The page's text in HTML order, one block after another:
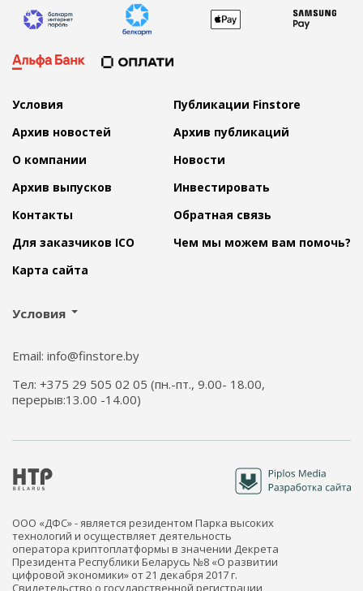
Условия
Публикации Finstore
Архив новостей
Архив публикаций
О компании
Новости
Архив выпусков
Инвестировать
Контакты
Обратная связь
Для заказчиков ICO
Чем мы можем вам помочь?
Карта сайта
Условия
Email: info@finstore.by
Тел: +375 29 505 02 05 (пн.-пт., 9.00- 18.00,
перерыв:13.00 -14.00)
ООО «ДФС» - является резидентом Парка высоких
технологий и осуществляет деятельность
оператора криптоплатформы в значении Декрета
Президента Республики Беларусь №8 «О развитии
цифровой экономики» от 21 декабря 2017 г.